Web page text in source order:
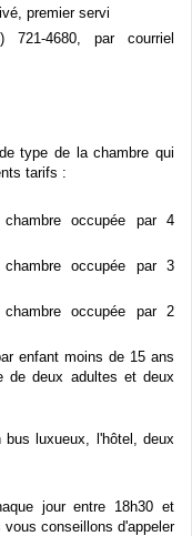
, premier servi
721-4680, parcourriel
de type de lachambre qui
tarifs :
chambre occupée par 4
chambre occupée par 3
chambre occupée par 2
enfant moins de 15ans
dedeux adultes etdeux
busluxueux l'hôtel ,deux
jourentre 18h30 et
vous conseillons d'appeler